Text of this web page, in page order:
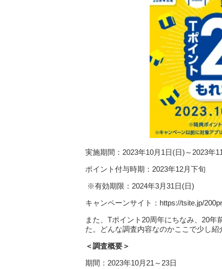
実施期間：2023年10月1日(日)～2023年
ポイント付与時期：2023年12月下旬
※有効期限：2024年3月31日(日)
キャンペーンサイト：https://tsite.jp/
また、Tポイント20周年にちなみ、20
た。どんな調査内容なのかここで少し
＜調査概要＞
期間：2023年10月21～23日